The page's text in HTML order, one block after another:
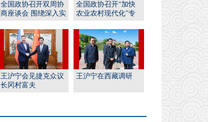
全国政协召开双周协
商座谈会 围绕深入实
动...
全国政协召开“加快
农业农村现代化”专
并...
王沪宁会见捷克众议
长冈村富夫
王沪宁在西藏调研